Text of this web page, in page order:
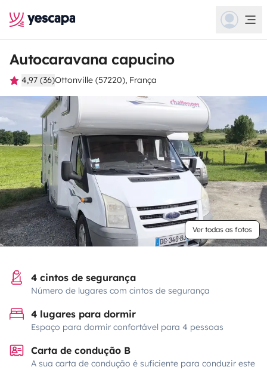
Autocaravana capucino
4,97 (36)Ottonville (57220), França
Ver todas as fotos
4 cintos de segurança
Número de lugares com cintos de segurança
4 lugares para dormir
Espaço para dormir confortável para 4 pessoas
Carta de condução B
A sua carta de condução é suficiente para conduzir este